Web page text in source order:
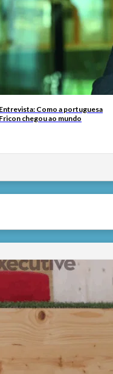
Entrevista: Como a portuguesa
Fricon chegou ao mundo